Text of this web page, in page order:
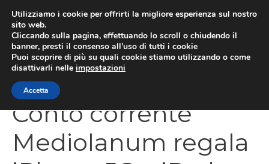
contenuto
Conto corrente
Mediolanum regala
Utilizziamo i cookie per offrirti la migliore esperienza sul nostro
sito web.
Cliccando sulla pagina, effettuando lo scroll o chiudendo il
banner, presti il consenso all’uso di tutti i cookie
Puoi scoprire di più su quali cookie stiamo utilizzando o come
disattivarli nelle impostazioni
Accetta